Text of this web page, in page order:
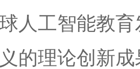
人工智能教
的理论创新